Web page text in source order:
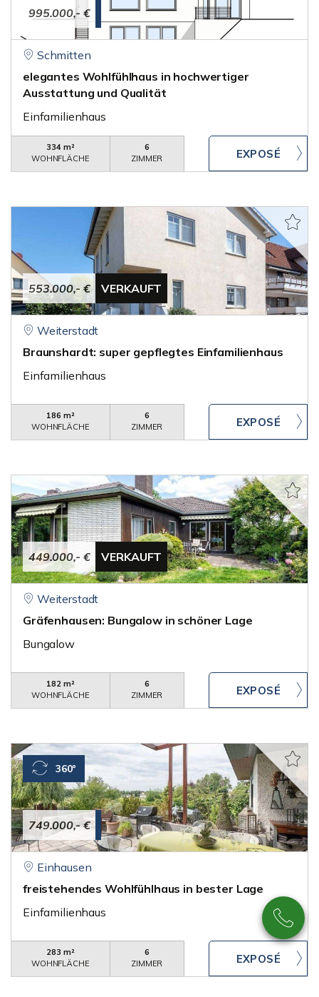
995.000,- €
Schmitten
elegantes Wohlfühlhaus in hochwertiger
Ausstattung und Qualität
Einfamilienhaus
334 m²
WOHNFLÄCHE
6
ZIMMER
553.000,- € VERKAUFT
Weiterstadt
Braunshardt: super gepflegtes Einfamilienhaus
Einfamilienhaus
186 m²
WOHNFLÄCHE
6
ZIMMER
449.000,- € VERKAUFT
Weiterstadt
Gräfenhausen: Bungalow in schöner Lage
Bungalow
182 m²
WOHNFLÄCHE
6
ZIMMER
749.000,- €
360°
Einhausen
freistehendes Wohlfühlhaus in bester Lage
Einfamilienhaus
283 m²
WOHNFLÄCHE
6
ZIMMER